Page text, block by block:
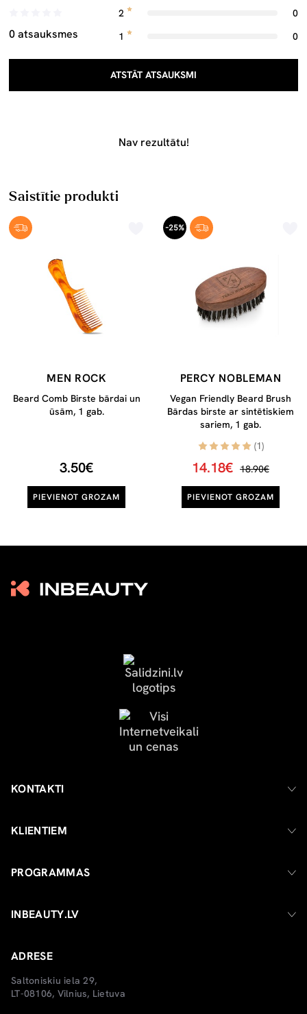
0 atsauksmes
2
0
1
0
ATSTĀT ATSAUKSMI
Nav rezultātu!
Saistītie produkti
MEN ROCK
Beard Comb Birste bārdai un
ūsām, 1 gab.
3.50€
PIEVIENOT GROZAM
-25%
PERCY NOBLEMAN
Vegan Friendly Beard Brush
Bārdas birste ar sintētiskiem
sariem, 1 gab.
(1)
14.18€ 18.90€
PIEVIENOT GROZAM
KONTAKTI
KLIENTIEM
PROGRAMMAS
INBEAUTY.LV
ADRESE
Saltoniskiu iela 29,
LT-08106, Vilnius, Lietuva